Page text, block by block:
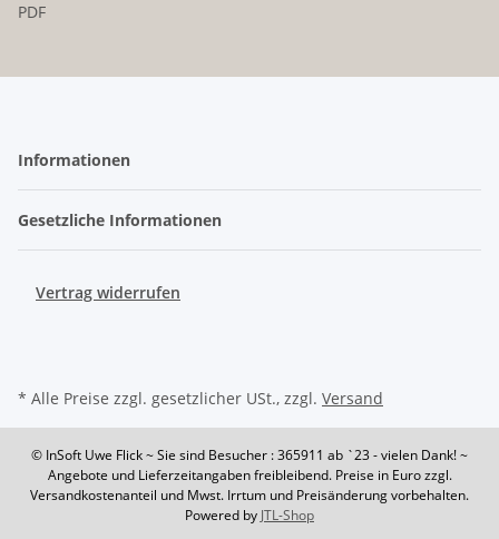
PDF
Informationen
Gesetzliche Informationen
Vertrag widerrufen
* Alle Preise zzgl. gesetzlicher USt., zzgl. Versand
© InSoft Uwe Flick~ Sie sind Besucher : 365911 ab `23 - vielen Dank! ~
Angebote und Lieferzeitangaben freibleibend. Preise in Euro zzgl.
Versandkostenanteil und Mwst. Irrtum und Preisänderung vorbehalten.
Powered by JTL-Shop